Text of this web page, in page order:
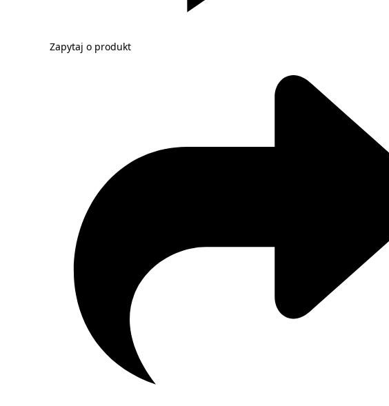
Zapytaj o produkt